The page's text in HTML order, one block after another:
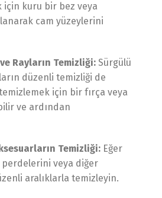
için kuru bir bez veya
cam yüzeylerini
Rayların Temizliği: Sürgülü
düzenli temizliği de
için bir fırça veya
ve ardından
Temizliği: Eğer
veya diğer
aralıklarla temizleyin.